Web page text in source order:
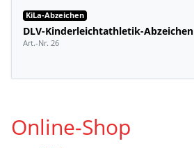
KiLa-Abzeichen
DLV-Kinderleichtathletik-Abzeichen
Art.-Nr. 26
Online-Shop